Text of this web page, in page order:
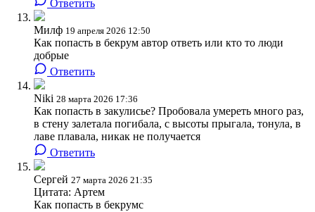
Ответить
Милф 19 апреля 2026 12:50
Как попасть в бекрум автор ответь или кто то люди
добрые
Ответить
Niki 28 марта 2026 17:36
Как попасть в закулисье? Пробовала умереть много раз,
в стену залетала погибала, с высоты прыгала, тонула, в
лаве плавала, никак не получается
Ответить
Сергей 27 марта 2026 21:35
Цитата: Артем
Как попасть в бекрумс